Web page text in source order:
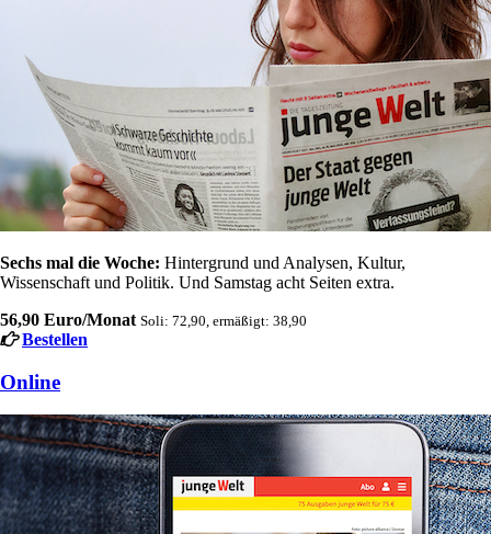
Sechs mal die Woche: Hintergrund und Analysen, Kultur,
Wissenschaft und Politik. Und Samstag acht Seiten extra.
56,90 Euro/Monat Soli: 72,90, ermäßigt: 38,90
Bestellen
Online